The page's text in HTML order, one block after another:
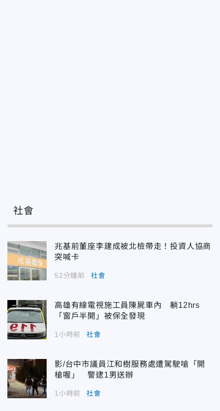
社會
兆基前董座李建成被北檢帶走！投資人協商
突喊卡
52分鐘前 社會
高雄有線電視施工員陳屍車內 躺12hrs
「窗戶半開」被保全發現
1小時前 社會
影/台中市議員江和樹服務處遭駕駛嗆「開
槍喔」 警逮1男送辦
1小時前 社會